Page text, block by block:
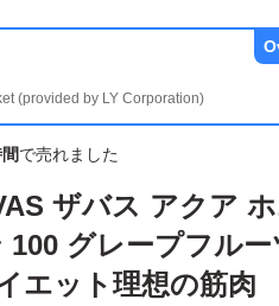
(provided by LY Corporation)
で売れました
ザバス アクア
100 グレープフルー
エット理想の筋